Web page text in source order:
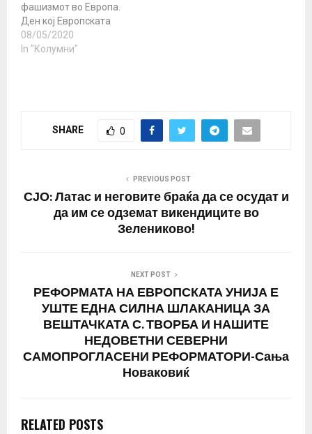
фашизмот во Европа.
Ден кој Европската
унија си го украде како
свој ден и од ден на
08/05/2020
In "Колумни"
SHARE 0
PREVIOUS POST
СЈО: Латас и неговите браќа да се осудат и
да им се одземат викендиците во
Зелениково!
NEXT POST
РЕФОРМАТА НА ЕВРОПСКАТА УНИЈА Е
УШТЕ ЕДНА СИЛНА ШЛАКАНИЦА ЗА
ВЕШТАЧКАТА С. ТВОРБА И НАШИТЕ
НЕДОВЕТНИ СЕВЕРНИ
САМОПРОГЛАСЕНИ РЕФОРМАТОРИ-Сања
Новаковиќ
RELATED POSTS